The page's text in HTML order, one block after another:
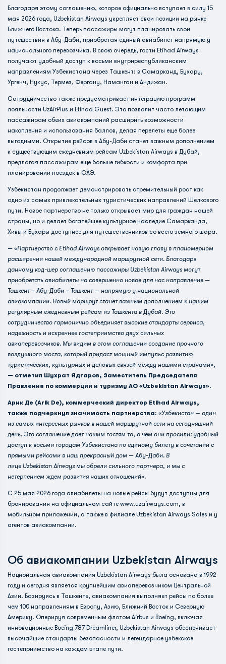
Благодаря этому соглашению, которое официально вступает в силу 15
мая 2026 года, Uzbekistan Airways укрепляет свои позиции на рынке
Ближнего Востока. Теперь пассажиры могут планировать свои
путешествия в Абу-Даби, приобретая единый авиабилет напрямую у
национального перевозчика. В свою очередь, гости Etihad Airways
получают удобный доступ к восьми внутриреспубликанским
направлениям Узбекистана через Ташкент: в Самарканд, Бухару,
Ургенч, Нукус, Термез, Фергану, Наманган и Андижан.
Сотрудничество также предусматривает интеграцию программ
лояльности UzAirPlus и Etihad Guest. Это позволит часто летающим
пассажирам обеих авиакомпаний расширить возможности
накопления и использования баллов, делая перелеты еще более
выгодными. Открытие рейсов в Абу-Даби станет важным дополнением
к существующим ежедневным рейсам Uzbekistan Airways в Дубай,
предлагая пассажирам еще больше гибкости и комфорта при
планировании поездок в ОАЭ.
Узбекистан продолжает демонстрировать стремительный рост как
одно из самых привлекательных туристических направлений Шелкового
пути. Новое партнерство не только открывает мир для граждан нашей
страны, но и делает богатейшее культурное наследие Самарканда,
Хивы и Бухары доступнее для путешественников со всего земного шара.
— «Партнерство с Etihad Airways открывает новую главу в планомерном
расширении нашей международной маршрутной сети. Благодаря
данному код-шер соглашению пассажиры Uzbekistan Airways могут
приобретать авиабилеты на совершенно новое для нас направление —
Ташкент – Абу-Даби – Ташкент — напрямую у национальной
авиакомпании. Новый маршрут станет важным дополнением к нашим
регулярным ежедневным рейсам из Ташкента в Дубай. Это
сотрудничество гармонично объединяет высокие стандарты сервиса,
надежность и искреннее гостеприимство двух сильных
авиаперевозчиков. Мы видим в этом соглашении создание прочного
воздушного моста, который придаст мощный импульс развитию
туристических, культурных и деловых связей между нашими странами»,
— отметил Шухрат Ядгаров, Заместитель Председателя
Правления по коммерции и туризму АО «Uzbekistan Airways».
Арик Де (Arik De), коммерческий директор Etihad Airways,
также подчеркнул значимость партнерства: «Узбекистан — один
из самых интересных рынков в нашей маршрутной сети на сегодняшний
день. Это соглашение дает нашим гостям то, о чем они просили: удобный
доступ к восьми городам Узбекистана по единому билету в сочетании с
прямыми рейсами в наш прекрасный дом — Абу-Даби. В
лице Uzbekistan Airways мы обрели сильного партнера, и мы с
нетерпением ждем развития наших отношений».
С 25 мая 2026 года авиабилеты на новые рейсы будут доступны для
бронирования на официальном сайте www.uzairways.com, в
мобильном приложении, а также в филиале Uzbekistan Airways Sales и у
агентов авиакомпании.
Об авиакомпании Uzbekistan Airways
Национальная авиакомпания Uzbekistan Airways была основана в 1992
году и сегодня является крупнейшим авиаперевозчиком Центральной
Азии. Базируясь в Ташкенте, авиакомпания выполняет рейсы по более
чем 100 направлениям в Европу, Азию, Ближний Восток и Северную
Америку. Оперируя современным флотом Airbus и Boeing, включая
инновационные Boeing 787 Dreamliner, Uzbekistan Airways обеспечивает
высочайшие стандарты безопасности и легендарное узбекское
гостеприимство на каждом этапе пути.